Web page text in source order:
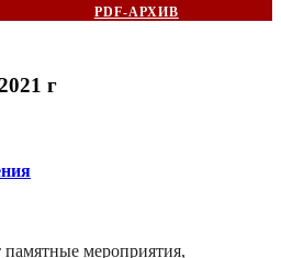
PDF-АРХИВ
г
мероприятия,